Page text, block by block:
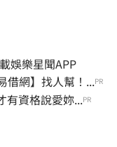
態 即刻下載娛樂星聞APP
借網】找人幫！...PR
有資格說愛妳...PR